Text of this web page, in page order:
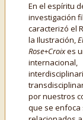
En el espíritu
investigación
caracterizó el
la Ilustración,
Rose+Croixes
internacional,
por nuestros
que se enfoca